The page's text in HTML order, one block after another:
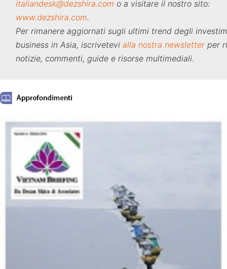
italiandesk@dezshira.com o a visitare il nostro sito:
www.dezshira.com.
Per rimanere aggiornati sugli ultimi trend degli
business in Asia, iscrivetevi alla nostra newsletter per
notizie, commenti, guide e risorse multimediali.